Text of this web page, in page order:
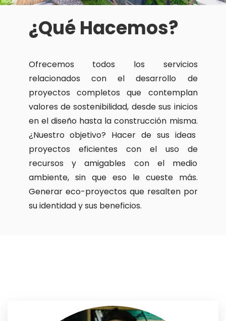
¿Qué Hacemos?
Ofrecemos todos los servicios
relacionados con el desarrollo de
proyectos completos que contemplan
valores de sostenibilidad, desde sus inicios
en el diseño hasta la construcción misma.
¿Nuestro objetivo? Hacer de sus ideas
proyectos eficientes con el uso de
recursos y amigables con el medio
ambiente, sin que eso le cueste más.
Generar eco-proyectos que resalten por
su identidad y sus beneficios.